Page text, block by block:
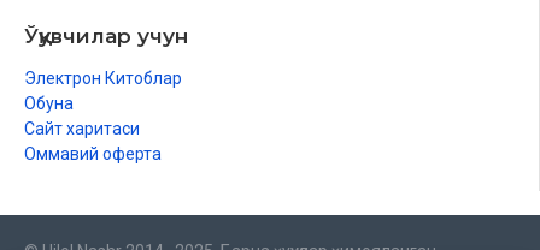
Ўқувчилар учун
Электрон Китоблар
Обуна
Сайт харитаси
Оммавий оферта